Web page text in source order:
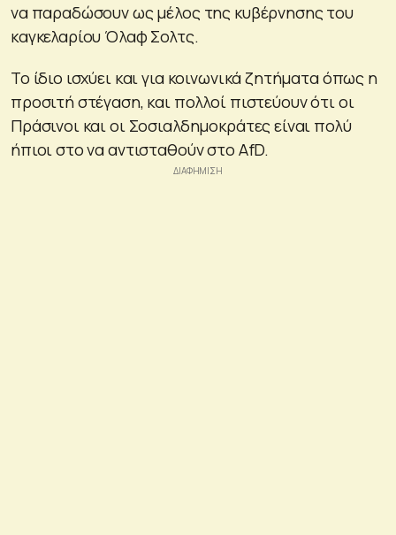
να παραδώσουν ως μέλος της κυβέρνησης του
καγκελαρίου Όλαφ Σολτς.
Το ίδιο ισχύει και για κοινωνικά ζητήματα όπως η
προσιτή στέγαση, και πολλοί πιστεύουν ότι οι
Πράσινοι και οι Σοσιαλδημοκράτες είναι πολύ
ήπιοι στο να αντισταθούν στο AfD.